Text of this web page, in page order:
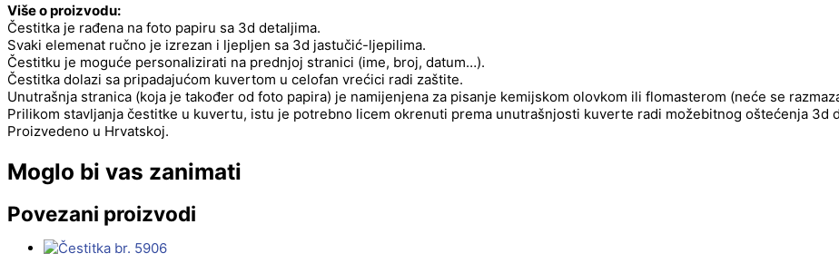
Više o proizvodu:
Čestitka je rađena na foto papiru sa 3d detaljima.
Svaki elemenat ručno je izrezan i ljepljen sa 3d jastučić-ljepilima.
Čestitku je moguće personalizirati na prednjoj stranici (ime, broj, datum…).
Čestitka dolazi sa pripadajućom kuvertom u celofan vrećici radi zaštite.
Unutrašnja stranica (koja je također od foto papira) je namijenjena za pisanje kemijskom olovkom ili flomasterom (neće se
Prilikom stavljanja čestitke u kuvertu, istu je potrebno licem okrenuti prema unutrašnjosti kuverte radi možebitnog oštećenja 3d
Proizvedeno u Hrvatskoj.
Moglo bi vas zanimati
Povezani proizvodi